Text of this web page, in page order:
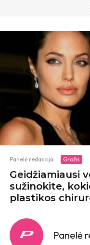
Panelė redakcija · Grožis ·
Geidžiamiausi
sužinokite,
plastikos
Panelė